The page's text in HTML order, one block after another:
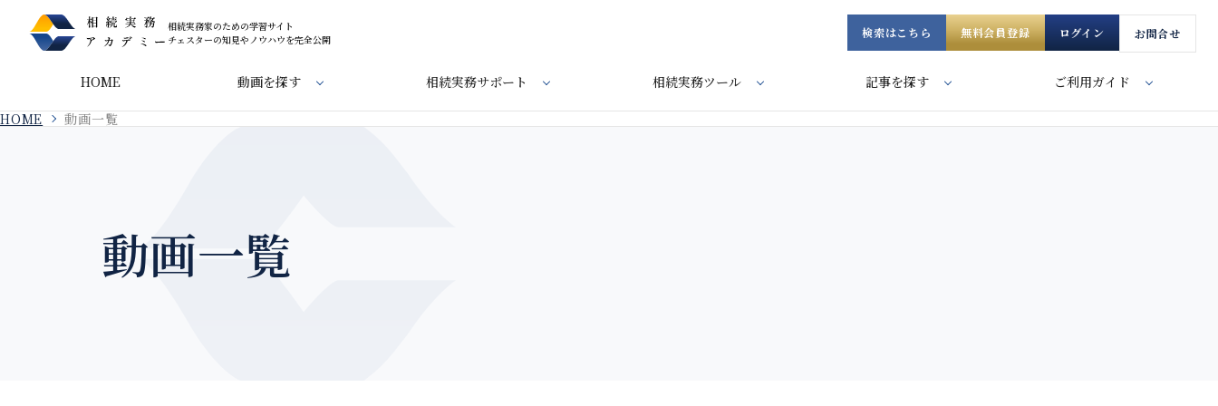
相続実務家のための学習サイト
チェスターの知見やノウハウを完全公開
検索はこちら 無料会員登録 ログイン お問合せ
HOME 動画を探す 相続実務サポート 相続実務ツール 記事を探す ご利用ガイド
HOME 動画一覧
動画一覧